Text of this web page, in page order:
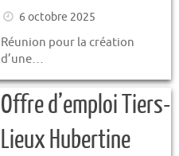
6 octobre 2025
Réunion pour la création
d’une…
Offre d’emploi Tiers-
Lieux Hubertine